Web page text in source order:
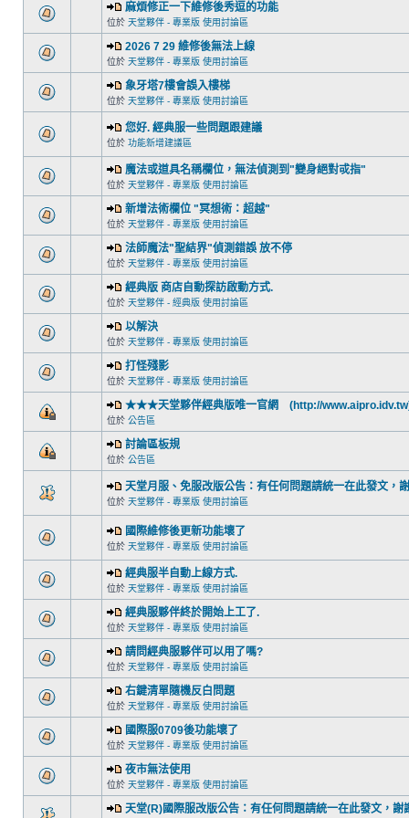
麻煩修正一下維修後秀逗的功能
位於 天堂夥伴 - 專業版 使用討論區
2026 7 29 維修後無法上線
位於 天堂夥伴 - 專業版 使用討論區
象牙塔7樓會誤入樓梯
位於 天堂夥伴 - 專業版 使用討論區
您好. 經典服一些問題跟建議
位於 功能新增建議區
魔法或道具名稱欄位，無法偵測到"變身絕對戓指"
位於 天堂夥伴 - 專業版 使用討論區
新增法術欄位 "冥想術：超越"
位於 天堂夥伴 - 專業版 使用討論區
法師魔法"聖結界"偵測錯誤 放不停
位於 天堂夥伴 - 專業版 使用討論區
經典版 商店自動探訪啟動方式.
位於 天堂夥伴 - 經典版 使用討論區
以解決
位於 天堂夥伴 - 專業版 使用討論區
打怪殘影
位於 天堂夥伴 - 專業版 使用討論區
★★★天堂夥伴經典版唯一官網 (http://
位於 公告區
討論區板規
位於 公告區
天堂月服、免服改版公告：有任何問題請統一在此發文，
位於 天堂夥伴 - 專業版 使用討論區
國際維修後更新功能壞了
位於 天堂夥伴 - 專業版 使用討論區
經典服半自動上線方式.
位於 天堂夥伴 - 專業版 使用討論區
經典服夥伴終於開始上工了.
位於 天堂夥伴 - 專業版 使用討論區
請問經典服夥伴可以用了嗎?
位於 天堂夥伴 - 專業版 使用討論區
右鍵清單隨機反白問題
位於 天堂夥伴 - 專業版 使用討論區
國際服0709後功能壞了
位於 天堂夥伴 - 專業版 使用討論區
夜市無法使用
位於 天堂夥伴 - 專業版 使用討論區
天堂(R)國際服改版公告：有任何問題請統一在此發文，謝